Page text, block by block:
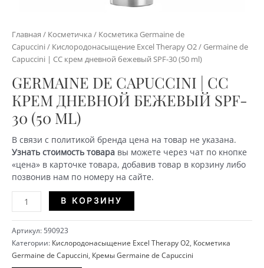
Главная / Косметичка / Косметика Germaine de
Capuccini/ Кислородонасыщение Excel Therapy O2/ Germaine de
Capuccini | СС крем дневной бежевый SPF-30 (50 ml)
GERMAINE DE CAPUCCINI | СС
КРЕМ ДНЕВНОЙ БЕЖЕВЫЙ SPF-
30 (50 ML)
В связи с политикой бренда цена на товар не указана.
Узнать стоимость товара вы можете через чат по кнопке
«цена» в карточке товара, добавив товар в корзину либо
позвонив нам по номеру на сайте.
Количество
Germaine
de
Capuccini
|
СС
В КОРЗИНУ
Артикул: 590923
Категории: Кислородонасыщение Excel Therapy O2, Косметика
Germaine de Capuccini, Кремы Germaine de Capuccini